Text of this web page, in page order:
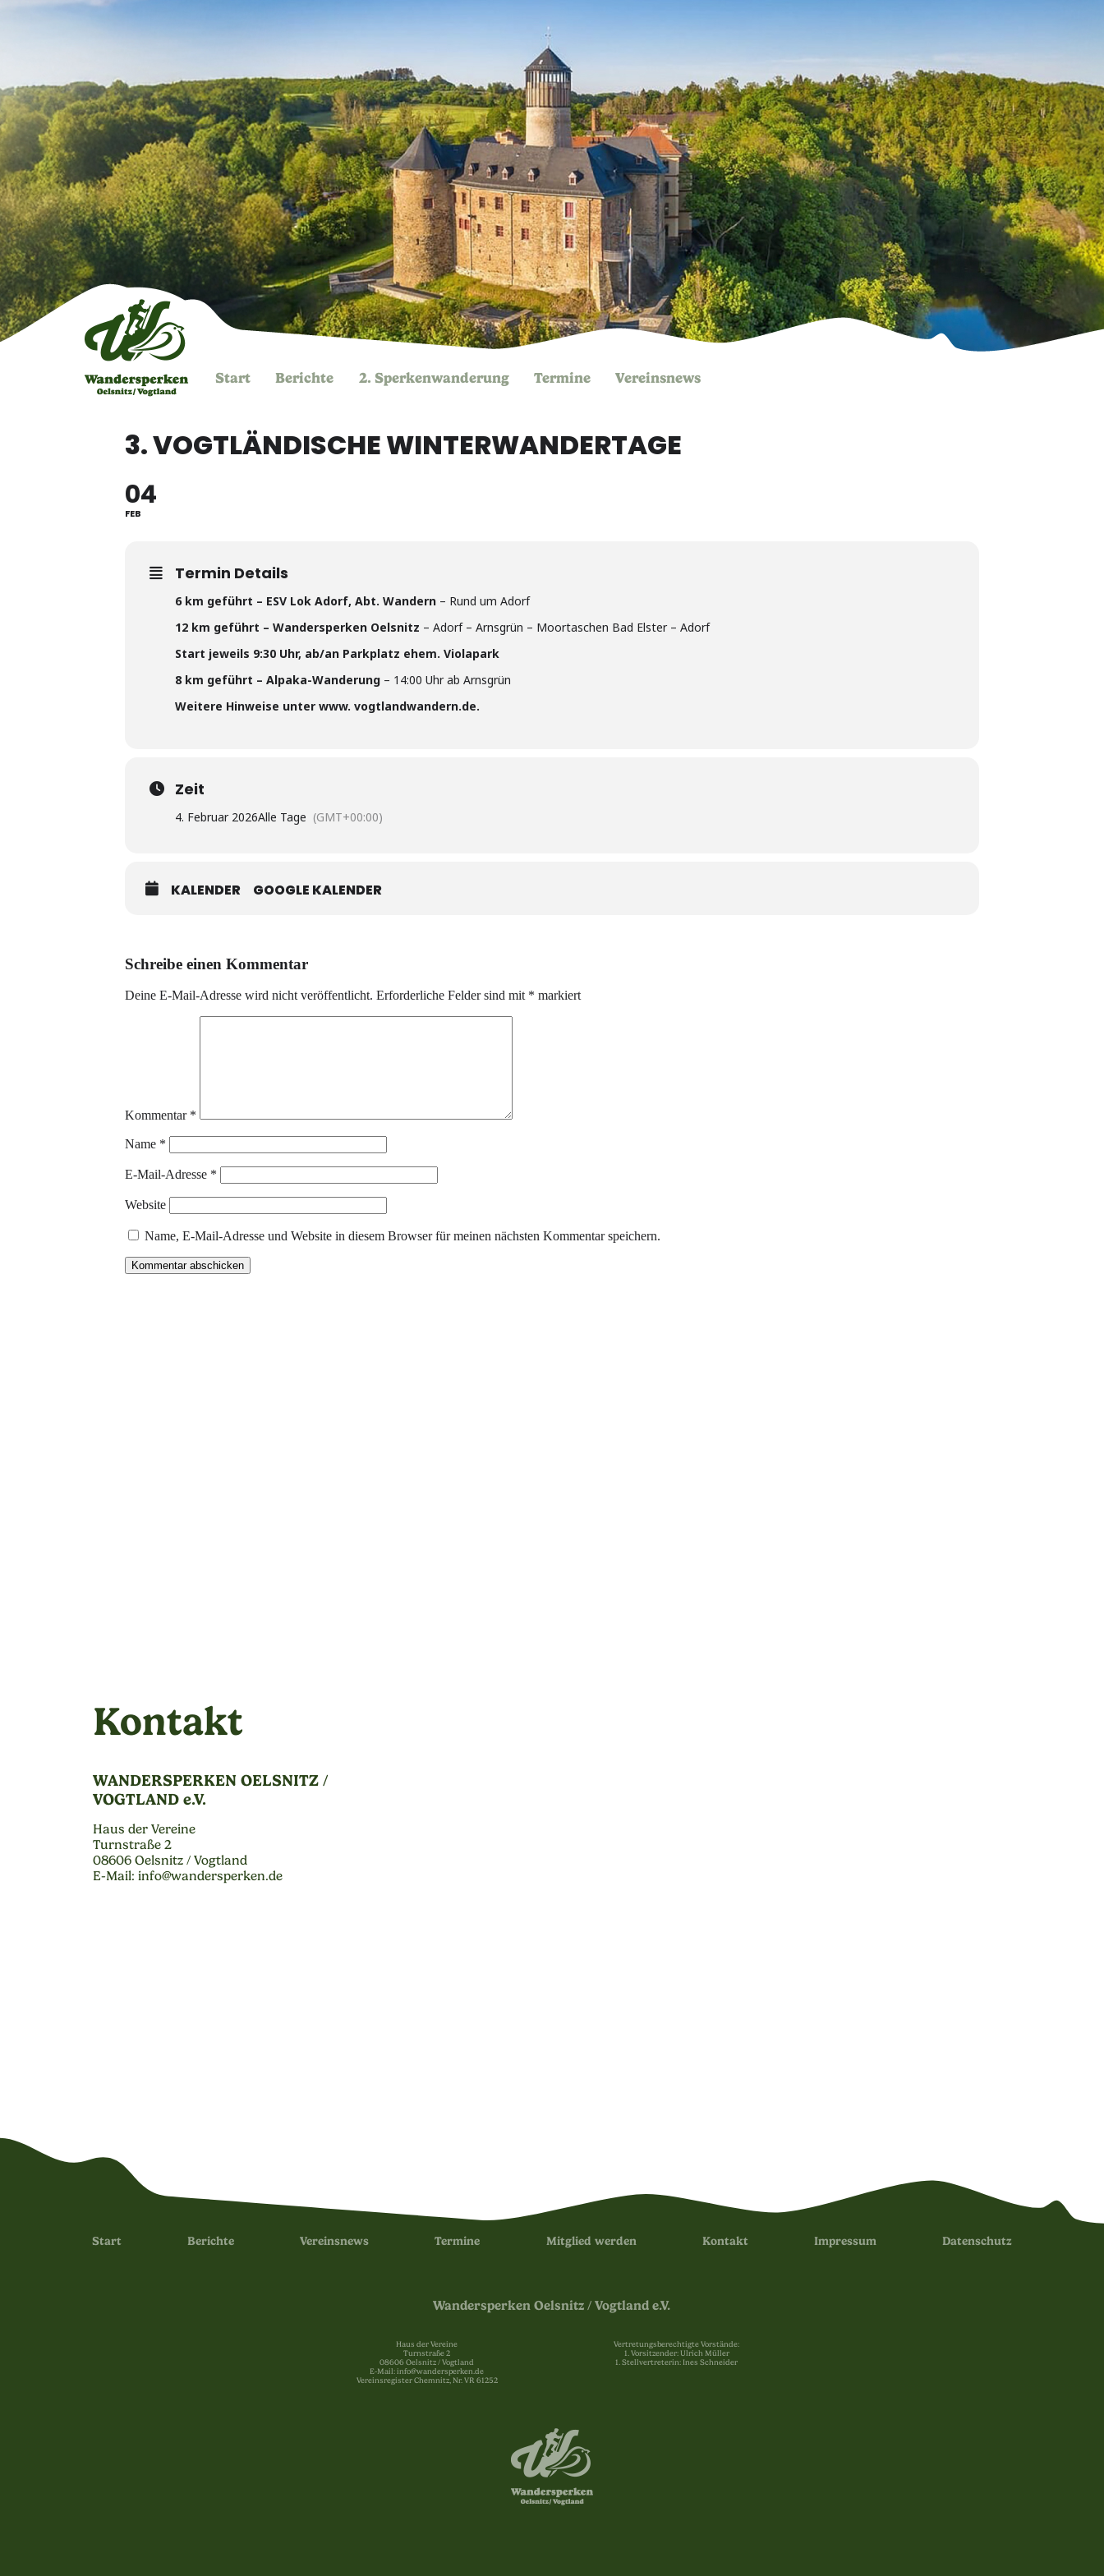
Start Berichte 2. Sperkenwanderung Termine Vereinsnews
3. VOGTLÄNDISCHE WINTERWANDERTAGE
04
FEB
Termin Details
6 km geführt – ESV Lok Adorf, Abt. Wandern – Rund um Adorf
12 km geführt – Wandersperken Oelsnitz – Adorf – Arnsgrün – Moortaschen Bad Elster – Adorf
Start jeweils 9:30 Uhr, ab/an Parkplatz ehem. Violapark
8 km geführt – Alpaka-Wanderung – 14:00 Uhr ab Arnsgrün
Weitere Hinweise unter www. vogtlandwandern.de.
Zeit
4. Februar 2026Alle Tage (GMT+00:00)
KALENDER GOOGLE KALENDER
Schreibe einen Kommentar
Deine E-Mail-Adresse wird nicht veröffentlicht. Erforderliche Felder sind mit * markiert
Kommentar *
Name *
E-Mail-Adresse *
Website
Name, E-Mail-Adresse und Website in diesem Browser für meinen nächsten Kommentar speichern.
Kontakt
WANDERSPERKEN OELSNITZ /
VOGTLAND e.V.
Haus der Vereine
Turnstraße 2
08606 Oelsnitz / Vogtland
E-Mail: info@wandersperken.de
Start Berichte Vereinsnews Termine Mitglied werden Kontakt Impressum Datenschutz
Wandersperken Oelsnitz / Vogtland e.V.
Haus der Vereine
Turnstraße 2
08606 Oelsnitz / Vogtland
E-Mail: info@wandersperken.de
Vereinsregister Chemnitz, Nr. VR 61252
Vertretungsberechtigte Vorstände:
1. Vorsitzender: Ulrich Müller
1. Stellvertreterin: Ines Schneider